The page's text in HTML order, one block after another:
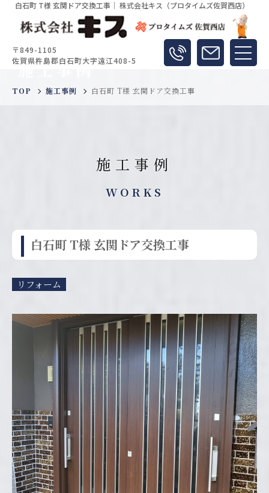
白石町 T様 玄関ドア交換工事｜ 株式会社キス（プロタイムズ佐賀西店）
〒849-1105
佐賀県杵島郡白石町大字遠江408-5
施工事例
TOP 施工事例 白石町 T様 玄関ドア交換工事
施工事例
WORKS
白石町 T様 玄関ドア交換工事
リフォーム